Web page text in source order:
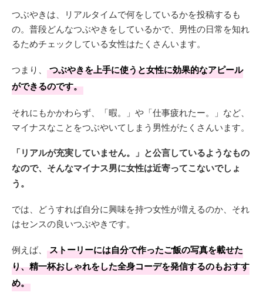
つぶやきは、リアルタイムで何をしているかを投稿するも
の。普段どんなつぶやきをしているかで、男性の日常を知れ
るためチェックしている女性はたくさんいます。
つまり、
つぶやきを上手に使うと女性に効果的なアピール
ができるのです。
それにもかかわらず、「暇。」や「仕事疲れたー。」など、
マイナスなことをつぶやいてしまう男性がたくさんいます。
「リアルが充実していません。」と公言しているようなもの
なので、そんなマイナス男に女性は近寄ってこないでしょ
う。
では、どうすれば自分に興味を持つ女性が増えるのか、それ
はセンスの良いつぶやきです。
例えば、
ストーリーには自分で作ったご飯の写真を載せた
り、精一杯おしゃれをした全身コーデを発信するのもおすす
め。